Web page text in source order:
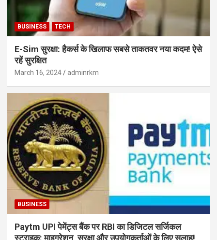
BUSINESS TECH
E-Sim सुरक्षा: हैकर्स के खिलाफ सबसे ताकतवर नया कदम! ऐसे
रहें सुरक्षित
March 16, 2024 adminrkm
BUSINESS
Paytm UPI पेमेंट्स बैंक पर RBI का डिजिटल सर्जिकल